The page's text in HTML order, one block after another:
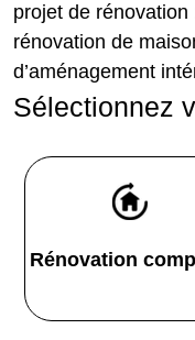
projet de
rénovation de
d’aménagement
Sélectionnez
Rénovation